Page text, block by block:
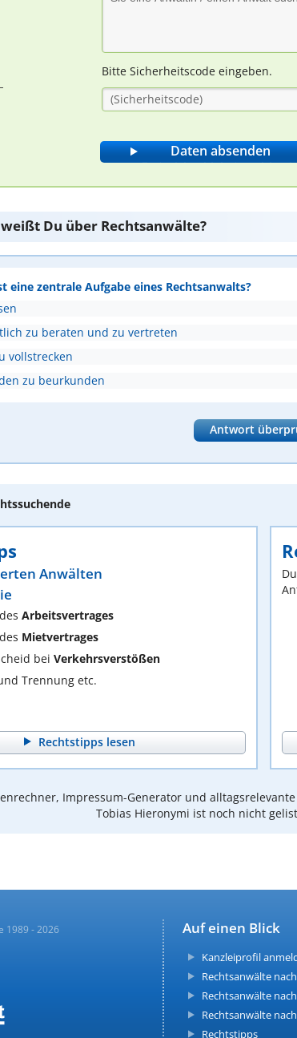
Bitte Sicherheitscode eingeben.
weißt Du über Rechtsanwälte?
eine zentrale Aufgabe eines Rechtsanwalts?
zu beraten und zu vertreten
vollstrecken
zu beurkunden
Antwort
Anwälten
Arbeitsvertrages
Mietvertrages
bei Verkehrsverstößen
Trennung etc.
Rechtstipps lesen
Impressum-Generator und
Tobias Hieronymi ist noch nicht
Auf einen Blick
Kanzleiprofil
Rechtsanwälte
Rechtsanwälte
Rechtsanwälte
Rechtstipps
1989 - 2026